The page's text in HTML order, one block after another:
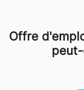
Offre